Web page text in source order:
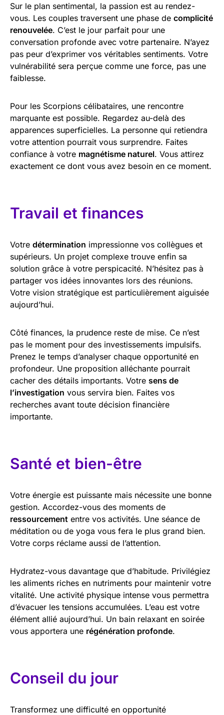
Sur le plan sentimental, la passion est au rendez-
vous. Les couples traversent une phase de complicité
renouvelée. C’est le jour parfait pour une
conversation profonde avec votre partenaire. N’ayez
pas peur d’exprimer vos véritables sentiments. Votre
vulnérabilité sera perçue comme une force, pas une
faiblesse.
Pour les Scorpions célibataires, une rencontre
marquante est possible. Regardez au-delà des
apparences superficielles. La personne qui retiendra
votre attention pourrait vous surprendre. Faites
confiance à votre magnétisme naturel. Vous attirez
exactement ce dont vous avez besoin en ce moment.
Travail et finances
Votre détermination impressionne vos collègues et
supérieurs. Un projet complexe trouve enfin sa
solution grâce à votre perspicacité. N’hésitez pas à
partager vos idées innovantes lors des réunions.
Votre vision stratégique est particulièrement aiguisée
aujourd’hui.
Côté finances, la prudence reste de mise. Ce n’est
pas le moment pour des investissements impulsifs.
Prenez le temps d’analyser chaque opportunité en
profondeur. Une proposition alléchante pourrait
cacher des détails importants. Votre sens de
l’investigation vous servira bien. Faites vos
recherches avant toute décision financière
importante.
Santé et bien-être
Votre énergie est puissante mais nécessite une bonne
gestion. Accordez-vous des moments de
ressourcement entre vos activités. Une séance de
méditation ou de yoga vous fera le plus grand bien.
Votre corps réclame aussi de l’attention.
Hydratez-vous davantage que d’habitude. Privilégiez
les aliments riches en nutriments pour maintenir votre
vitalité. Une activité physique intense vous permettra
d’évacuer les tensions accumulées. L’eau est votre
élément allié aujourd’hui. Un bain relaxant en soirée
vous apportera une régénération profonde.
Conseil du jour
Transformez une difficulté en opportunité